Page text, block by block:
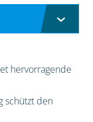
hervorragende
schützt den